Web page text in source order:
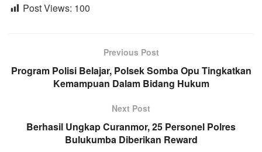
Post Views: 100
Previous Post
Program Polisi Belajar, Polsek Somba Opu Tingkatkan
Kemampuan Dalam Bidang Hukum
Next Post
Berhasil Ungkap Curanmor, 25 Personel Polres
Bulukumba Diberikan Reward